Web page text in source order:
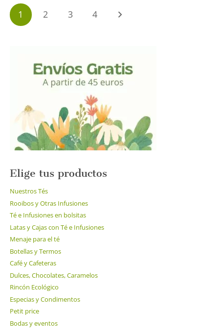
17.80€
Las
elegir
en
la
producto
Paginación
de
1 2 3 4
Elige tus productos
Nuestros Tés
Rooibos y Otras Infusiones
Té e Infusiones en bolsitas
Latas y Cajas con Té e Infusiones
Menaje para el té
Botellas y Termos
Café y Cafeteras
Dulces, Chocolates, Caramelos
Rincón Ecológico
Especias y Condimentos
Petit price
Bodas y eventos